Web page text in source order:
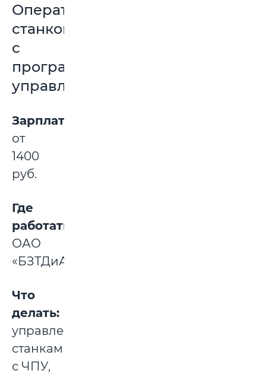
Оператор
станков
с
программным
управлением
Зарплата:
от
1400
руб.
Где
работать:
ОАО
«БЗТДиА».
Что
делать:
управление
станками
с ЧПУ,